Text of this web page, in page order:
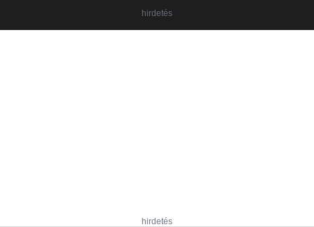
hirdetés
hirdetés